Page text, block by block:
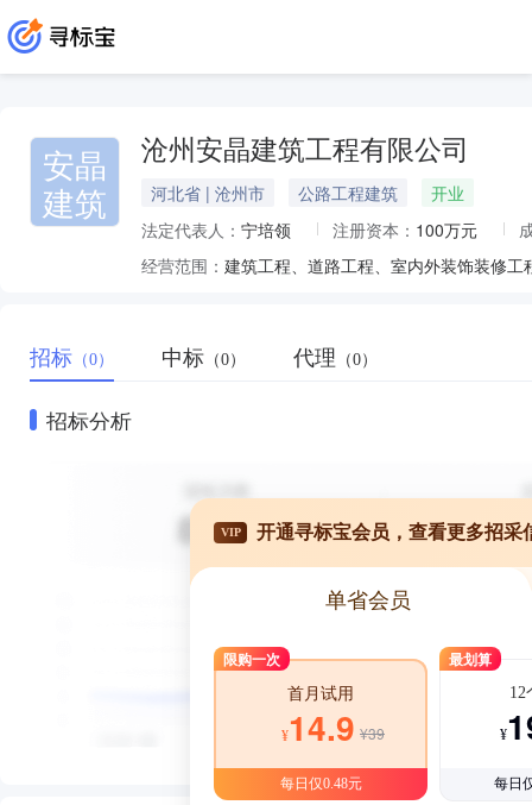
安晶
建筑
沧州安晶建筑工程有限公司
河北省 | 沧州市 公路工程建筑
开业
法定代表人： 宁培领 注册资本： 100万元
经营范围：
招标 （0） 中标 （0） 代理 （0）
招标分析
VIP 开通寻标宝会员，查看更多招采
单省会员
限购一次
首月试用
¥14.9 ¥39
每日仅0.48元
最划算
12
¥
每日